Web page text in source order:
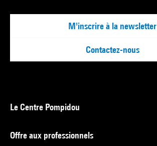
M'inscrire à la newsletter
Contactez-nous
Le Centre Pompidou
Offre aux professionnels